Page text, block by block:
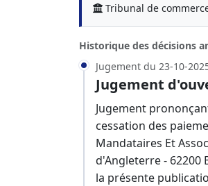
Tribunal de
Historique des décisions
Jugement du 23-10-
Jugement
Jugement
cessation des
Mandataires Et
d'Angleterre - 62200
la présente